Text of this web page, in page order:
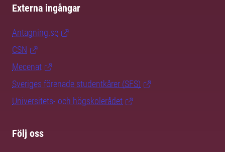
Externa ingångar
Antagning.se
CSN
Mecenat
Sveriges förenade studentkårer (SFS)
Universitets- och högskolerådet
Följ oss